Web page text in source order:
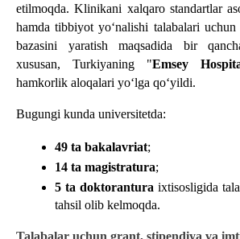
etilmoqda. Klinikani xalqaro standartlar
hamda tibbiyot yoʻnalishi talabalari
bazasini yaratish maqsadida bir
xususan, Turkiyaning "Emsey
hamkorlik aloqalari yoʻlga qoʻyildi.
Bugungi kunda universitetda:
49 ta bakalavriat;
14 ta magistratura;
5 ta doktorantura ixtisosligida
tahsil olib kelmoqda.
Talabalar uchun grant, stipendiya va